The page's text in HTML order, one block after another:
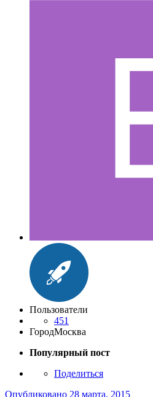
Пользователи
451
ГородМосква
Популярный пост
Поделиться
Опубликовано 28 марта, 2015